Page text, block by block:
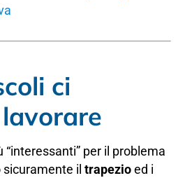
ci
“interessanti” per il problema
il trapezio ed i